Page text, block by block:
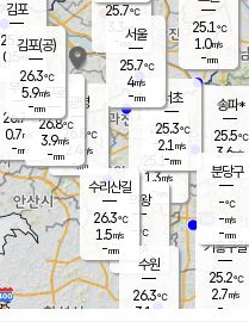
과천
25.1℃
1.3m/s
- mm
의왕
- ℃
m/s
mm
김포
25.4℃
0.5 m/s
mm
광명
26.8 ℃
2.4 m/s
-mm
부천
26.7℃
0.7m/s
-mm
구로
26.8℃
3.9m/s
-mm
25.7℃
3.3 m/s
- mm
25.1℃
1.0m/s
-mm
송파*
25.5℃
3.6m/s
-mm
서초
25.3℃
2.1 m/s
-mm
기흥구갈
25.2℃
2.7m/s
-
수리산길
26.3℃
1.5m/s
-mm
분당구
-℃
-m/s
-mm
김포(공)
26.3℃
5.9m/s
-mm
수원
26.3℃
3.1 m/s
서울
25.7℃
4m/s
-mm